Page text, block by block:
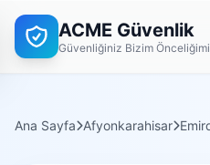
ACME Güvenlik
Güvenliğiniz Bizim
Ana Sayfa Afyonkarahisar